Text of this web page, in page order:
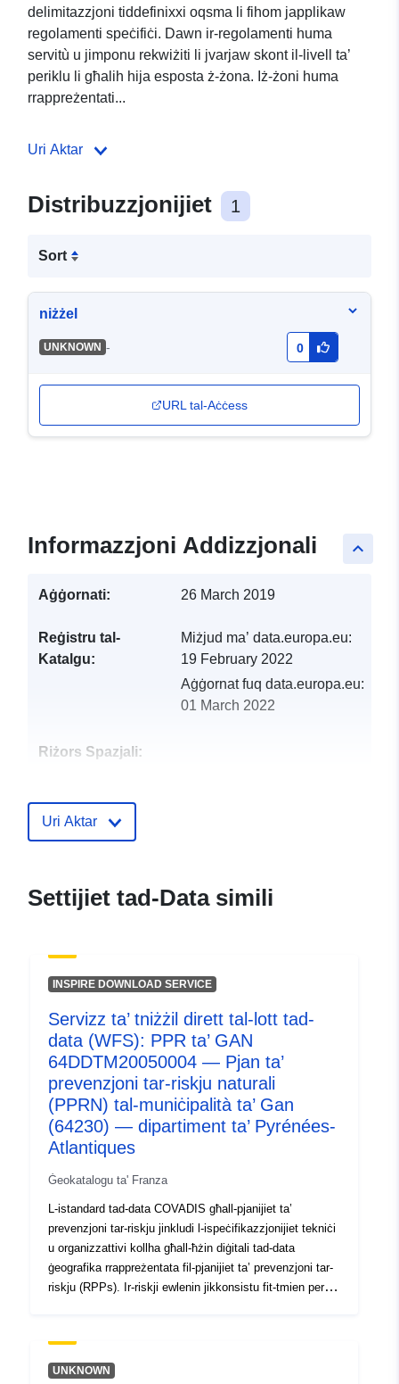
delimitazzjoni tiddefinixxi oqsma li fihom japplikaw
regolamenti speċifiċi. Dawn ir-regolamenti huma
servitù u jimponu rekwiżiti li jvarjaw skont il-livell ta’
periklu li għalih hija esposta ż-żona. Iż-żoni huma
rrappreżentati...
Uri Aktar
Distribuzzjonijiet 1
Sort
niżżel
UNKNOWN - 0
URL tal-Aċċess
keyboard_arrow_up
Informazzjoni Addizzjonali
Aġġornati: 26 March 2019
Reġistru tal-
Katalgu:
Miżjud ma’ data.europa.eu:
19 February 2022
Aġġornat fuq data.europa.eu:
01 March 2022
Riżors Spazjali:
74c7ba6ccbfb
4e5d-8c5d-0889d02a13d7
Tip:
Riżorsa:
http://inspire.ec.europa.eu/
codelist/ResourceType/services
Uri Aktar
Settijiet tad-Data simili
INSPIRE DOWNLOAD SERVICE
Servizz ta’ tniżżil dirett tal-lott tad-
data (WFS): PPR ta’ GAN
64DDTM20050004 — Pjan ta’
prevenzjoni tar-riskju naturali
(PPRN) tal-muniċipalità ta’ Gan
(64230) — dipartiment ta’ Pyrénées-
Atlantiques
Ġeokatalogu ta' Franza
L-istandard tad-data COVADIS għall-pjanijiet ta’
prevenzjoni tar-riskju jinkludi l-ispeċifikazzjonijiet tekniċi
u organizzattivi kollha għall-ħżin diġitali tad-data
ġeografika rrappreżentata fil-pjanijiet ta’ prevenzjoni tar-
riskju (RPPs). Ir-riskji ewlenin jikkonsistu fit-tmien perikli
art, perikli kostali, valangi, nirien fil-foresti, ċikluni u
maltempati, u erba’ riskji teknoloġiċi: ir-riskju nukleari, ir-
UNKNOWN